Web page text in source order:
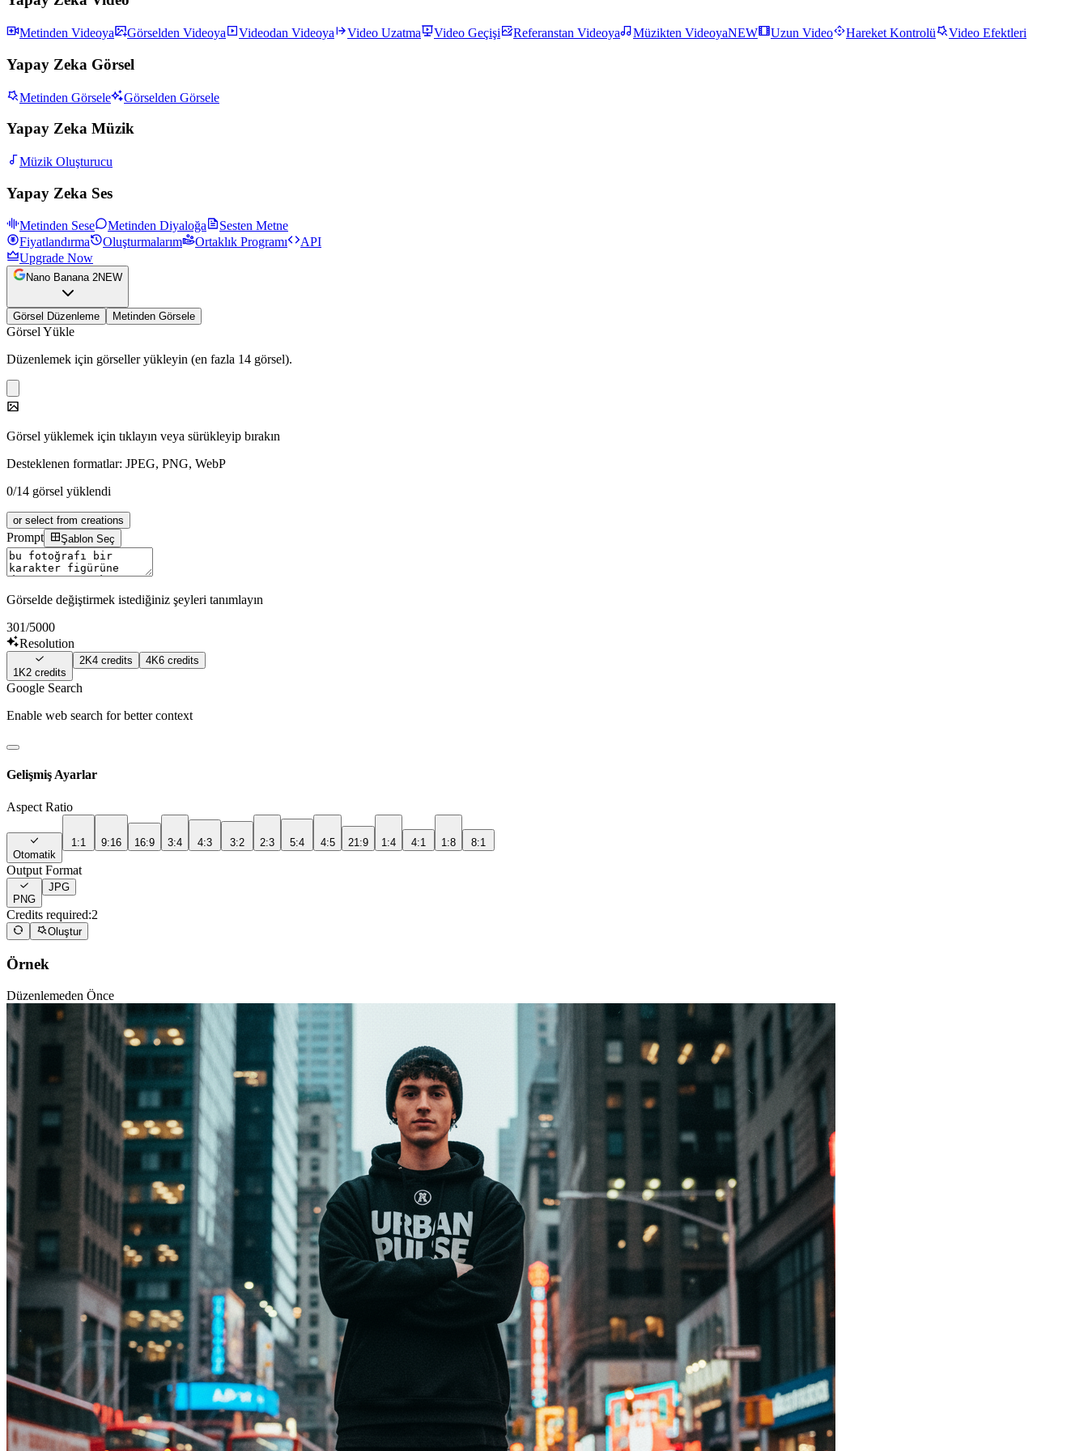
Metinden Videoya Görselden Videoya Videodan Videoya Video Uzatma Video Geçişi Referanstan Videoya Müzikten VideoyaNEW Uzun Video Hareket Kontrolü Video Efektleri
Yapay Zeka Görsel
Metinden Görsele Görselden Görsele
Yapay Zeka Müzik
Müzik Oluşturucu
Yapay Zeka Ses
Metinden Sese Metinden Diyaloğa
Sesten Metne
Fiyatlandırma
Oluşturmalarım Ortaklık Programı
API
Upgrade Now
Nano Banana 2NEW
Görsel Düzenleme Metinden Görsele
Görsel Yükle
Düzenlemek için görseller yükleyin (en fazla 14 görsel).
Görsel yüklemek için tıklayın veya sürükleyip bırakın
Desteklenen formatlar: JPEG, PNG, WebP
0/14 görsel yüklendi
or select from creations
Prompt Şablon Seç
Görselde değiştirmek istediğiniz şeyleri tanımlayın
301/5000
Resolution
1K2 credits
2K4 credits 4K6 credits
Google Search
Enable web search for better context
Gelişmiş Ayarlar
Aspect Ratio
Otomatik
1:1 9:16 16:9 3:4 4:3 3:2 2:3 5:4 4:5 21:9 1:4 4:1 1:8 8:1
Output Format
PNG
JPG
Credits required:2
Oluştur
Örnek
Düzenlemeden Önce